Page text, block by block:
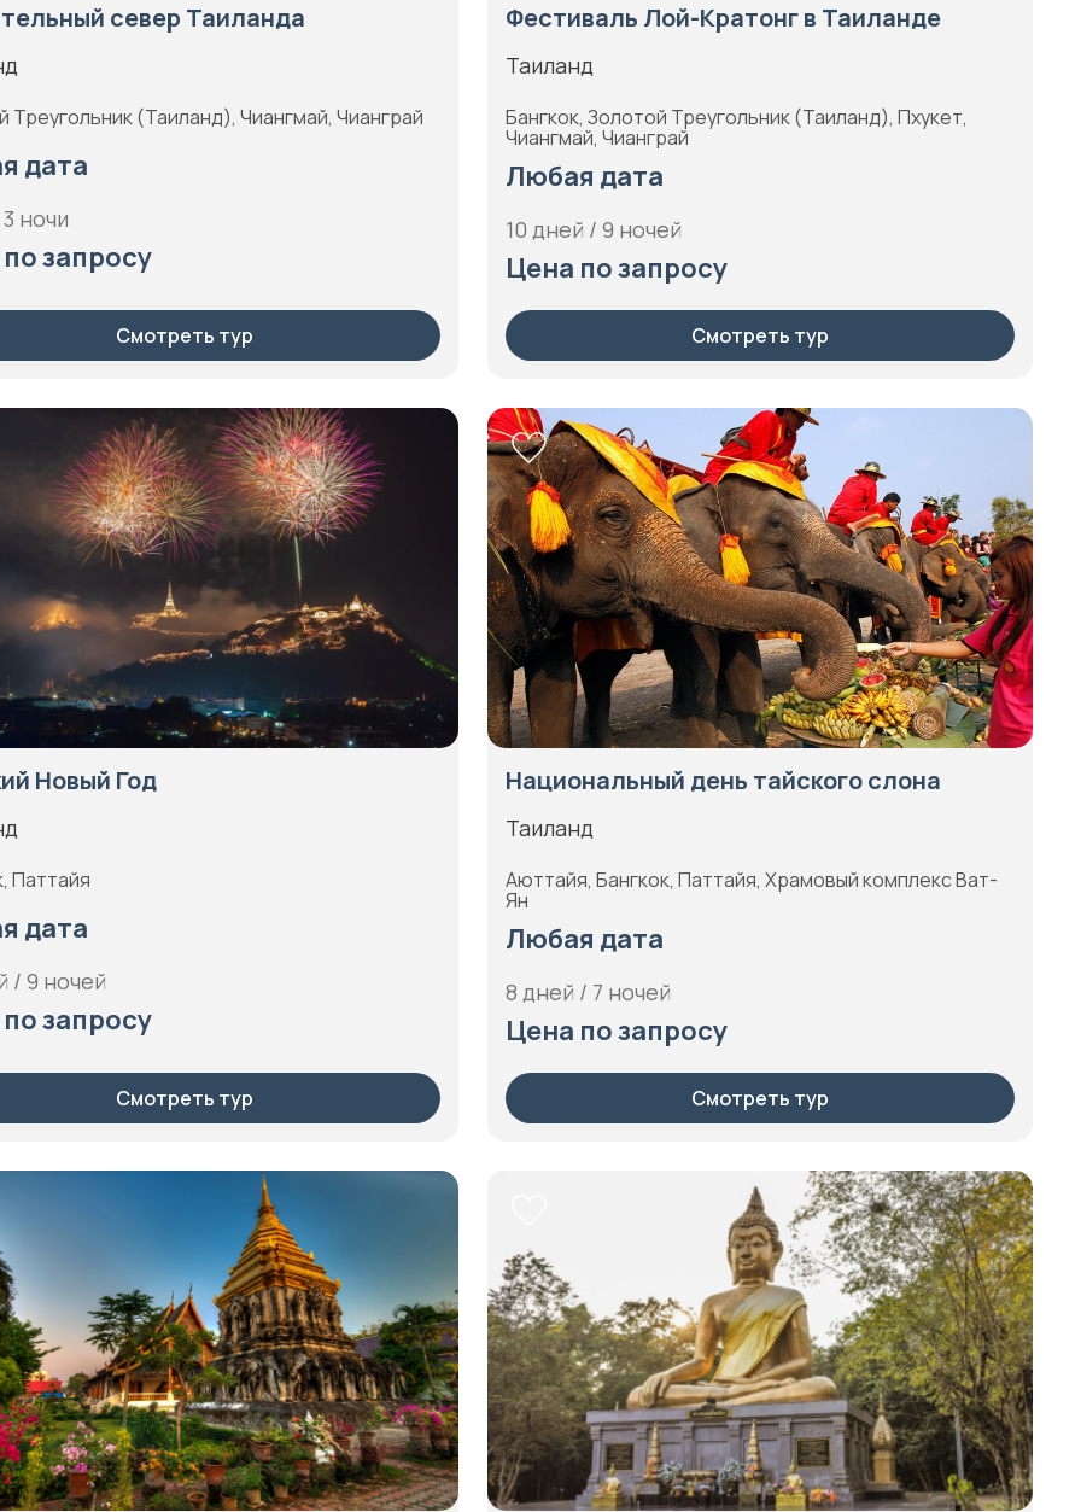
север Таиланда
Треугольник (Таиланд), Чиангмай, Чианграй
дата
ночи
запросу
Смотреть тур
Фестиваль Лой-Кратонг в Таиланде
Таиланд
Бангкок, Золотой Треугольник (Таиланд), Пхукет,
Чиангмай, Чианграй
Любая дата
10 дней / 9 ночей
Цена по запросу
Смотреть тур
Новый Год
Паттайя
дата
/ 9 ночей
запросу
Смотреть тур
Национальный день тайского слона
Таиланд
Аюттайя, Бангкок, Паттайя, Храмовый комплекс Ват-
Ян
Любая дата
8 дней / 7 ночей
Цена по запросу
Смотреть тур